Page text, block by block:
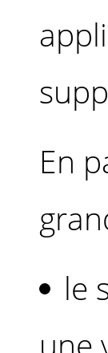
En
le